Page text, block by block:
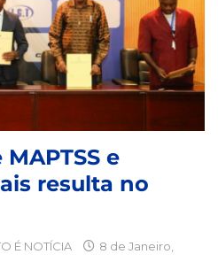
e
resulta no
É NOTÍCIA 8 de Janeiro,